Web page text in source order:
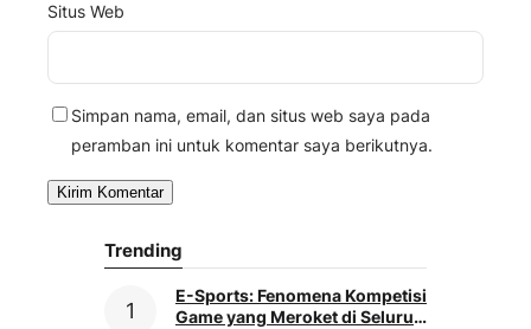
Situs Web
Simpan nama, email, dan situs web saya pada
peramban ini untuk komentar saya berikutnya.
Trending
E-Sports: Fenomena Kompetisi
Game yang Meroket di Seluruh